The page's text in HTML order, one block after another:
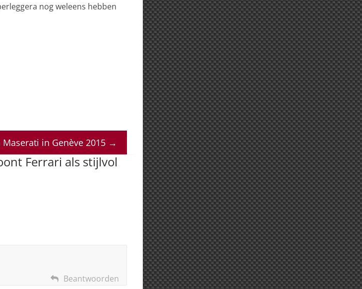
nog weleens hebben
in Genève 2015 →
Ferrari als stijlvol
Beantwoorden